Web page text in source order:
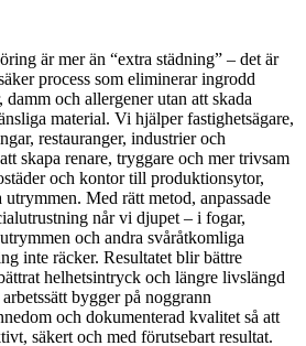
är mer än “extra städning” – det är
process som eliminerar ingrodd
och allergener utan att skada
material. Vi hjälper fastighetsägare,
restauranger, industrier och
skapa renare, tryggare och mer trivsam
och kontor till produktionsytor,
Med rätt metod, anpassade
når vi djupet – i fogar,
och andra svåråtkomliga
inte räcker. Resultatet blir bättre
helhetsintryck och längre livslängd
bygger på noggrann
och dokumenterad kvalitet så att
säkert och med förutsebart resultat.